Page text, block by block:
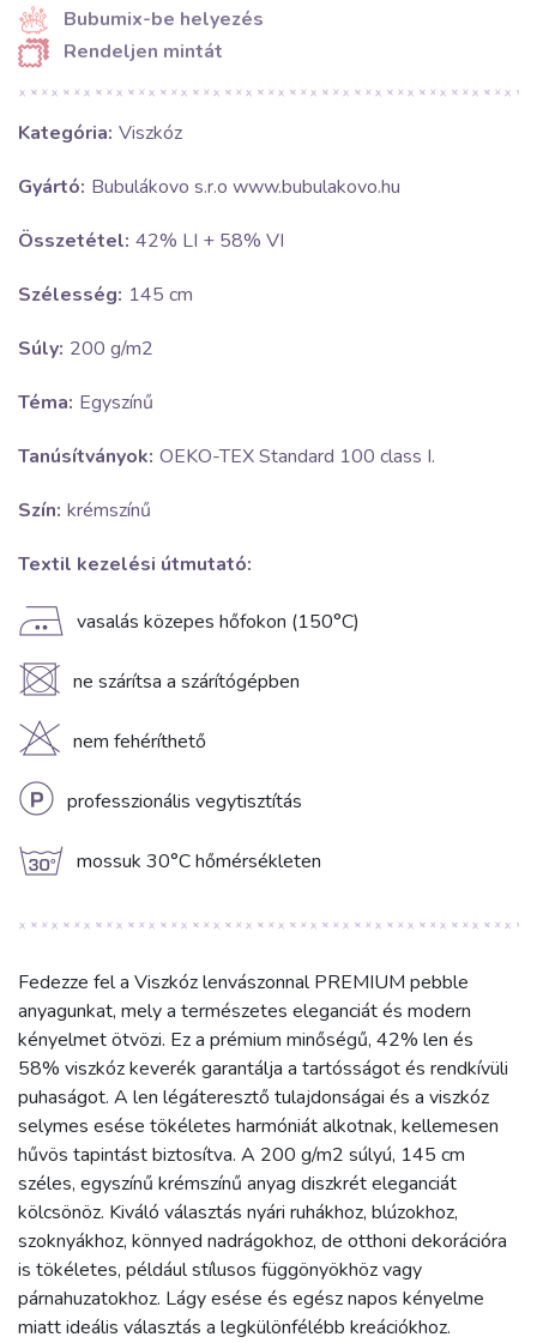
Bubumix-be helyezés
Rendeljen mintát
Kategória: Viszkóz
Gyártó: Bubulákovo s.r.o www.bubulakovo.hu
Összetétel: 42% LI + 58% VI
Szélesség: 145 cm
Súly: 200 g/m2
Téma: Egyszínű
Tanúsítványok: OEKO-TEX Standard 100 class I.
Szín: krémszínű
Textil kezelési útmutató:
E vasalás közepes hőfokon (150°C)
U ne szárítsa a szárítógépben
H nem fehéríthető
L professzionális vegytisztítás
g mossuk 30°C hőmérsékleten
Fedezze fel a Viszkóz lenvászonnal PREMIUM pebble
anyagunkat, mely a természetes eleganciát és modern
kényelmet ötvözi. Ez a prémium minőségű, 42% len és
58% viszkóz keverék garantálja a tartósságot és rendkívüli
puhaságot. A len légáteresztő tulajdonságai és a viszkóz
selymes esése tökéletes harmóniát alkotnak, kellemesen
hűvös tapintást biztosítva. A 200 g/m2 súlyú, 145 cm
széles, egyszínű krémszínű anyag diszkrét eleganciát
kölcsönöz. Kiváló választás nyári ruhákhoz, blúzokhoz,
szoknyákhoz, könnyed nadrágokhoz, de otthoni dekorációra
is tökéletes, például stílusos függönyökhöz vagy
párnahuzatokhoz. Lágy esése és egész napos kényelme
miatt ideális választás a legkülönfélébb kreációkhoz.